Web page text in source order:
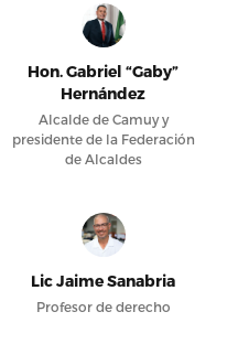
Hon. Gabriel “Gaby”
Hernández
Alcalde de Camuy y
presidente de la Federación
de Alcaldes
Lic Jaime Sanabria
Profesor de derecho